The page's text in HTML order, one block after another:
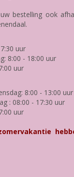
bestelling ook
uur
8:00 - 18:00 uur
uur
8:00 - 13:00 uur
: 08:00 - 17:30 uur
uur